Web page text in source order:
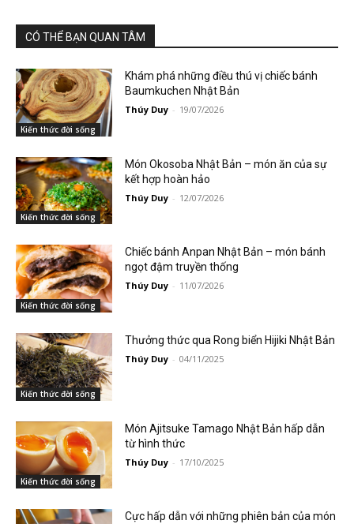
CÓ THỂ BẠN QUAN TÂM
Kiến thức đời sống
Khám phá những điều thú vị chiếc bánh
Baumkuchen Nhật Bản
Thúy Duy - 19/07/2026
Kiến thức đời sống
Món Okosoba Nhật Bản – món ăn của sự
kết hợp hoàn hảo
Thúy Duy - 12/07/2026
Kiến thức đời sống
Chiếc bánh Anpan Nhật Bản – món bánh
ngọt đậm truyền thống
Thúy Duy - 11/07/2026
Kiến thức đời sống
Thưởng thức qua Rong biển Hijiki Nhật Bản
Thúy Duy - 04/11/2025
Kiến thức đời sống
Món Ajitsuke Tamago Nhật Bản hấp dẫn
từ hình thức
Thúy Duy - 17/10/2025
Cực hấp dẫn với những phiên bản của món